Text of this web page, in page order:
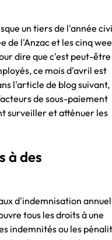
un tiers de l'année
de l'Anzac et les cinq
dire que c'est peut-être
ce mois d'avril est
l'article de blog suivant,
de sous-paiement
surveiller et atténuer les
à des
d'indemnisation annuel
tous les droits à une
indemnités ou les